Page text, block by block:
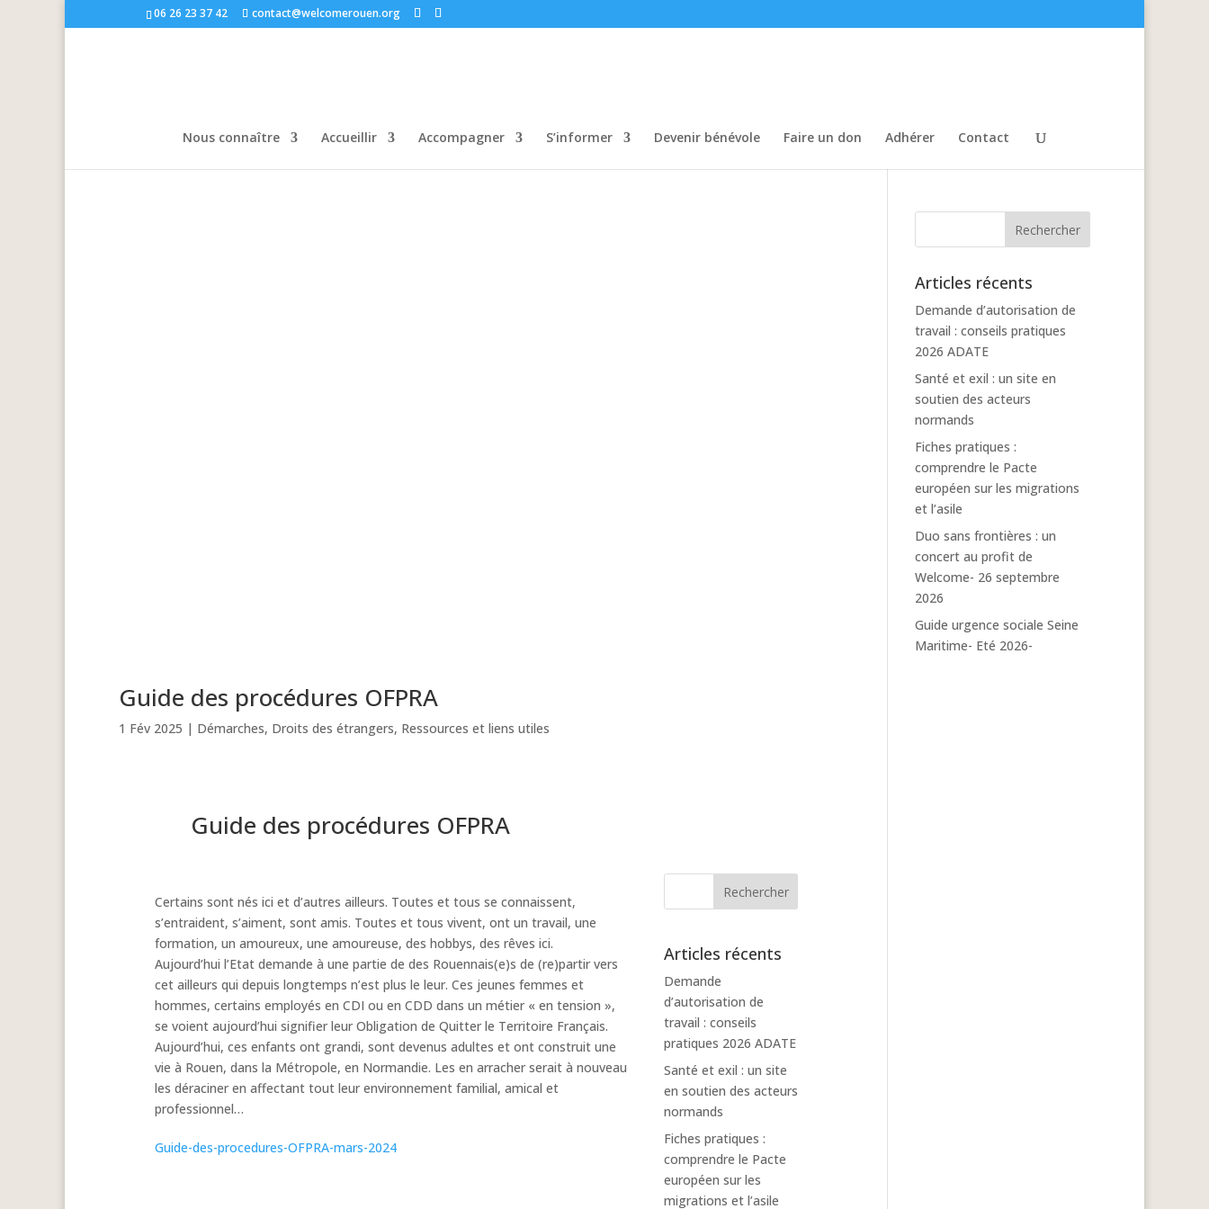
06 26 23 37 42 contact@welcomerouen.org
Nous connaître Accueillir Accompagner S’informer Devenir bénévole Faire un don Adhérer Contact
Guide des procédures OFPRA
1 Fév 2025 | Démarches, Droits des étrangers, Ressources et liens utiles
Guide des procédures OFPRA
Certains sont nés ici et d’autres ailleurs. Toutes et tous se connaissent,
s’entraident, s’aiment, sont amis. Toutes et tous vivent, ont un travail, une
formation, un amoureux, une amoureuse, des hobbys, des rêves ici.
Aujourd’hui l’Etat demande à une partie de des Rouennais(e)s de (re)partir vers
cet ailleurs qui depuis longtemps n’est plus le leur. Ces jeunes femmes et
hommes, certains employés en CDI ou en CDD dans un métier « en tension »,
se voient aujourd’hui signifier leur Obligation de Quitter le Territoire Français.
Aujourd’hui, ces enfants ont grandi, sont devenus adultes et ont construit une
vie à Rouen, dans la Métropole, en Normandie. Les en arracher serait à nouveau
les déraciner en affectant tout leur environnement familial, amical et
professionnel…
Guide-des-procedures-OFPRA-mars-2024
Articles récents
Demande
d’autorisation de
travail : conseils
pratiques 2026 ADATE
Santé et exil : un site
en soutien des acteurs
normands
Fiches pratiques :
comprendre le Pacte
européen sur les
migrations et l’asile
Articles récents
Demande d’autorisation de
travail : conseils pratiques
2026 ADATE
Santé et exil : un site en
soutien des acteurs
normands
Fiches pratiques :
comprendre le Pacte
européen sur les migrations
et l’asile
Duo sans frontières : un
concert au profit de
Welcome- 26 septembre
2026
Guide urgence sociale Seine
Maritime- Eté 2026-